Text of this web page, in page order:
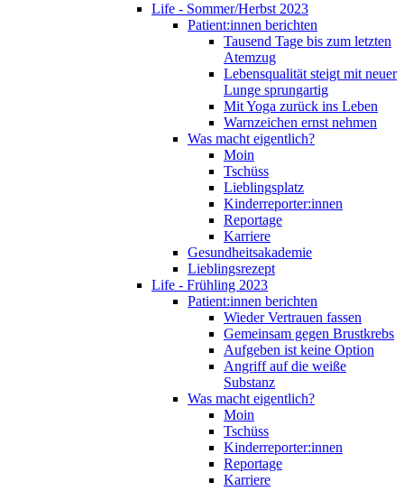
Life - Sommer/Herbst 2023
Patient:innen berichten
Tausend Tage bis zum letzten
Atemzug
Lebensqualität steigt mit neuer
Lunge sprungartig
Mit Yoga zurück ins Leben
Warnzeichen ernst nehmen
Was macht eigentlich?
Moin
Tschüss
Lieblingsplatz
Kinderreporter:innen
Reportage
Karriere
Gesundheitsakademie
Lieblingsrezept
Life - Frühling 2023
Patient:innen berichten
Wieder Vertrauen fassen
Gemeinsam gegen Brustkrebs
Aufgeben ist keine Option
Angriff auf die weiße
Substanz
Was macht eigentlich?
Moin
Tschüss
Kinderreporter:innen
Reportage
Karriere